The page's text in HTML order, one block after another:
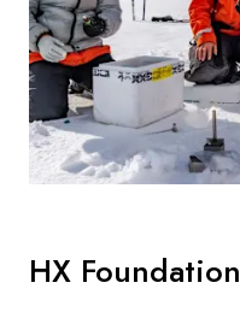
HX Foundation